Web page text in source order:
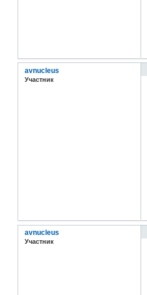
avnucleus
Участник
avnucleus
Участник